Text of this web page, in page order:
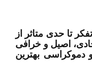
تا حدی متاثر از
و الحادی، اصیل و خرافی
دموکراسی بهترین